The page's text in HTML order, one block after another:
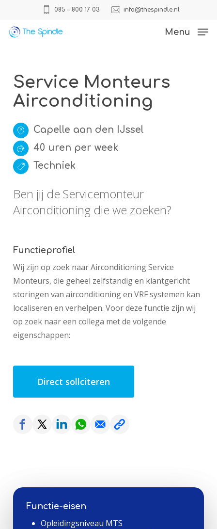
main
085 – 800 17 03 info@thespindle.nl
Menu
Service Monteurs
Airconditioning
Capelle aan den IJssel
40 uren per week
Techniek
Ben jij de Servicemonteur
Airconditioning die we zoeken?
Functieprofiel
Wij zijn op zoek naar Airconditioning Service
Monteurs, die geheel zelfstandig en klantgericht
storingen van airconditioning en VRF systemen kan
localiseren en verhelpen. Voor deze functie zijn wij
op zoek naar een collega met de volgende
eigenschappen:
Direct sollciteren
Functie-eisen
Opleidingsniveau MTS
Close